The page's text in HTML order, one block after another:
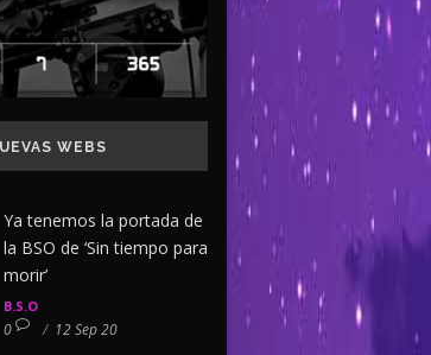
WEBS
Ya tenemos la portada de
la BSO de ‘Sin tiempo para
morir’
B.S.O
0 / 12 Sep 20